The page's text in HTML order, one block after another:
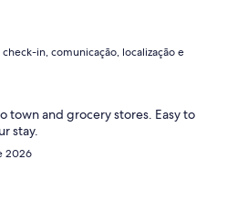
in, comunicação, localização e
town and grocery stores. Easy to
stay.
2026